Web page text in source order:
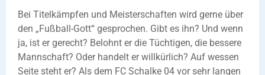
Bei Titelkämpfen und Meisterschaften wird gerne über
den „Fußball-Gott“ gesprochen. Gibt es ihn? Und wenn
ja, ist er gerecht? Belohnt er die Tüchtigen, die bessere
Mannschaft? Oder handelt er willkürlich? Auf wessen
Seite steht er? Als dem FC Schalke 04 vor sehr langen